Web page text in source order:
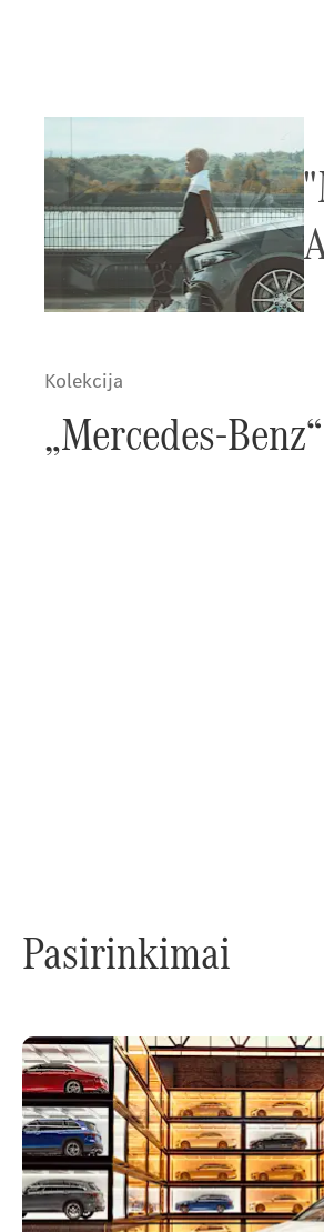
Kolekcija
„Mercedes-
Pasirinkimai